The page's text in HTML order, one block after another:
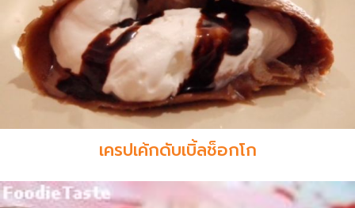
เครปเค้กดับเบิ้ลช็อกโก